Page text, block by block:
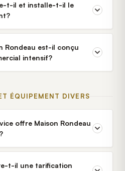
t-il et installe-t-il le
Rondeau est-il conçu
intensif?
ÉQUIPEMENT DIVERS
offre Maison Rondeau
t-il une tarification